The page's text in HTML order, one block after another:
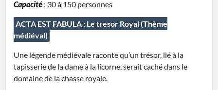
Capacité : 30 à 150 personnes
ACTA EST FABULA : Le tresor Royal (Thème
médiéval)
Une légende médiévale raconte qu’un trésor, lié à la
tapisserie de la dame à la licorne, serait caché dans le
domaine de la chasse royale.